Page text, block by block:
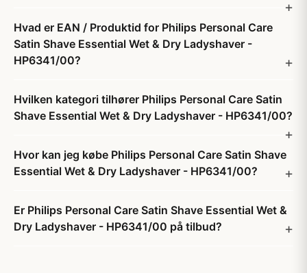
Hvad er EAN / Produktid for Philips Personal Care
Satin Shave Essential Wet & Dry Ladyshaver -
HP6341/00?
Hvilken kategori tilhører Philips Personal Care Satin
Shave Essential Wet & Dry Ladyshaver - HP6341/00?
Hvor kan jeg købe Philips Personal Care Satin Shave
Essential Wet & Dry Ladyshaver - HP6341/00?
Er Philips Personal Care Satin Shave Essential Wet &
Dry Ladyshaver - HP6341/00 på tilbud?